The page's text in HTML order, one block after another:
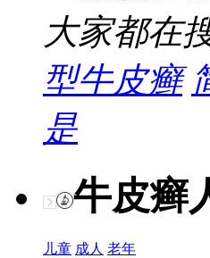
大家都在
型牛皮癣
是
牛皮癣
儿童 成人 老年